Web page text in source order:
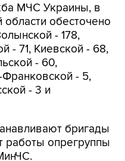
МЧС Украины, в
области обесточено
- 178,
- 71, Киевской - 68,
- 60,
- 5,
- 3 и
бригады
работы опрегруппы